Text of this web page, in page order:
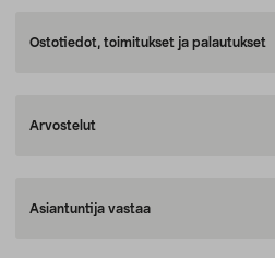
Ostotiedot, toimitukset ja palautukset
Arvostelut
Asiantuntija vastaa